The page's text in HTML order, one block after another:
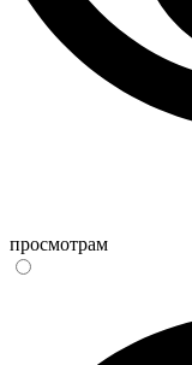
просмотрам